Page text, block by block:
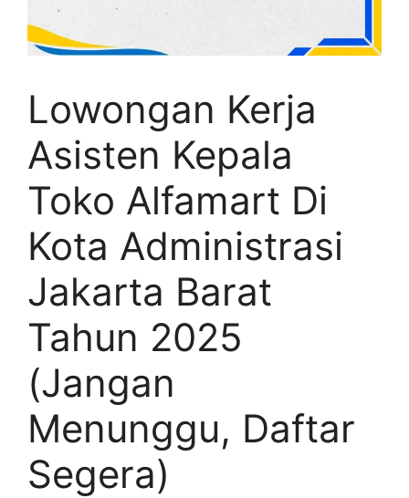
Lowongan Kerja
Asisten Kepala
Toko Alfamart Di
Kota Administrasi
Jakarta Barat
Tahun 2025
(Jangan
Menunggu, Daftar
Segera)